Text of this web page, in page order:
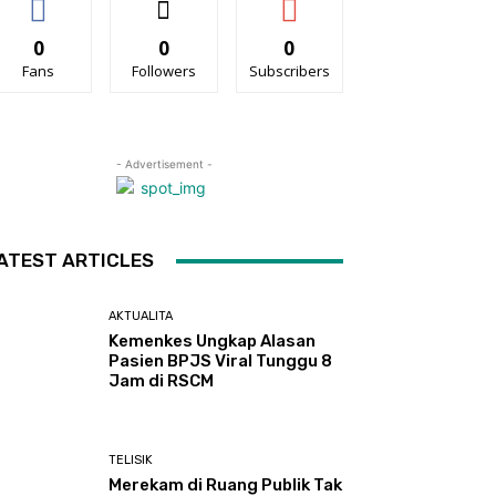
0
Fans
0
Followers
0
Subscribers
- Advertisement -
ARTICLES
AKTUALITA
Kemenkes Ungkap Alasan
Pasien BPJS Viral Tunggu 8
Jam di RSCM
TELISIK
Merekam di Ruang Publik Tak